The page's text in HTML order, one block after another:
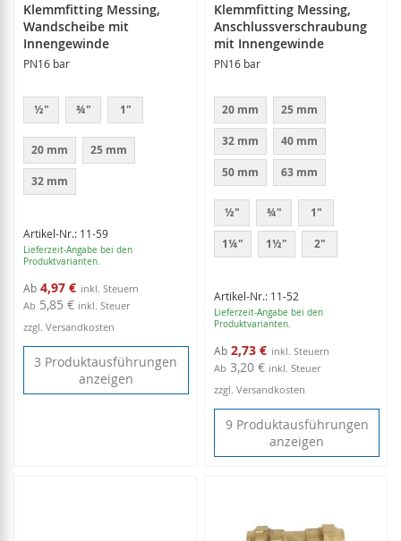
Klemmfitting Messing,
Wandscheibe mit
Innengewinde
PN16 bar
Artikel-Nr.: 11-59
Lieferzeit-Angabe bei den
Produktvarianten.
Ab 4,97 €
Ab 5,85 € inkl. Steuer
½" ¾" 1"
20 mm 25 mm
32 mm
zzgl. Versandkosten
3 Produktausführungen
anzeigen
Klemmfitting Messing,
Anschlussverschraubung
mit Innengewinde
PN16 bar
Artikel-Nr.: 11-52
Lieferzeit-Angabe bei den
Produktvarianten.
Ab 2,73 €
Ab 3,20 € inkl. Steuer
20 mm 25 mm
32 mm 40 mm
50 mm 63 mm
½" ¾" 1"
1¼" 1½" 2"
zzgl. Versandkosten
9 Produktausführungen
anzeigen